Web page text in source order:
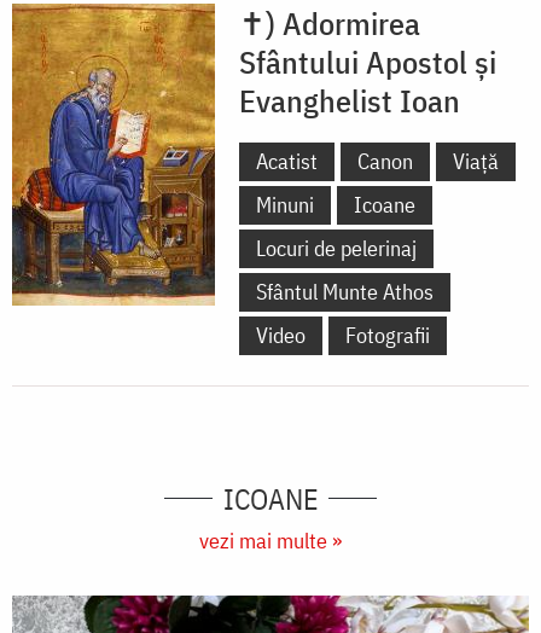
✝) Adormirea
Sfântului Apostol și
Evanghelist Ioan
Acatist Canon
Viață
Minuni
Icoane
Locuri de pelerinaj
Sfântul Munte Athos
Video
Fotografii
ICOANE
vezi mai multe »